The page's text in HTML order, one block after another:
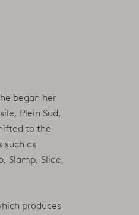
began her
Plein Sud,
to the
as
Slamp, Slide,
produces